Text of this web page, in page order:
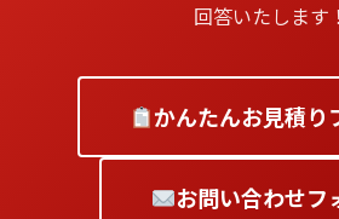
回答いたします！
かんたんお見積り
お問い合わせフ